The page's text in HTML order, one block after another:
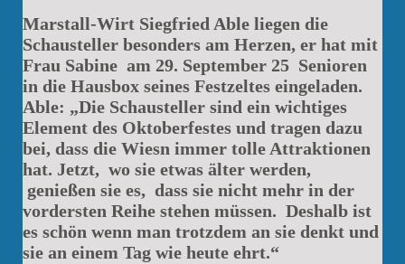
Marstall-Wirt Siegfried Able liegen die
Schausteller besonders am Herzen, er hat mit
Frau Sabine am 29. September 25 Senioren
in die Hausbox seines Festzeltes eingeladen.
Able: „Die Schausteller sind ein wichtiges
Element des Oktoberfestes und tragen dazu
bei, dass die Wiesn immer tolle Attraktionen
hat. Jetzt, wo sie etwas älter werden,
genießen sie es, dass sie nicht mehr in der
vordersten Reihe stehen müssen. Deshalb ist
es schön wenn man trotzdem an sie denkt und
sie an einem Tag wie heute ehrt.“